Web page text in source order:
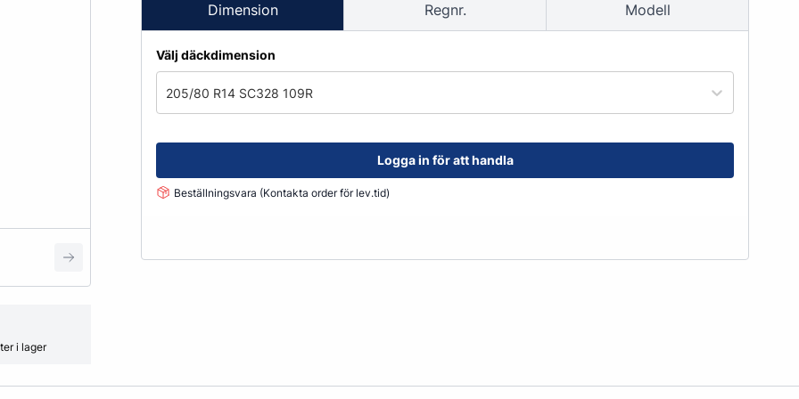
Grönyte & Smådäck
order@kransensgummi.se
Till kundservice
Kåpor
Mutterpåsar
Spacer
Ventiler
Vikter
Smörjmedel, Kemikalier & Vätskor
Alkylatbensin
Skyddsutrustning
i lager
Dimension Regnr. Modell
Välj däckdimension
205/80 R14 SC328 109R
Logga in för att handla
Beställningsvara (Kontakta order för lev.tid)